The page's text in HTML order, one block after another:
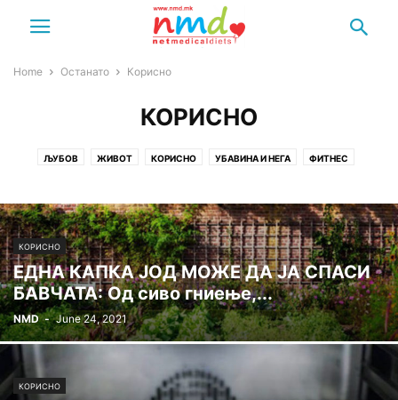
Home Останато Корисно
КОРИСНО
ЉУБОВ ЖИВОТ КОРИСНО УБАВИНА И НЕГА ФИТНЕС
КОРИСНО
ЕДНА КАПКА ЈОД МОЖЕ ДА ЈА СПАСИ
БАВЧАТА: Од сиво гниење,...
NMD - June 24, 2021
КОРИСНО